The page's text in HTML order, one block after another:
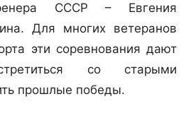
СССР – Евгения
Для многих ветеранов
эти соревнования дают
со старыми
прошлые победы.